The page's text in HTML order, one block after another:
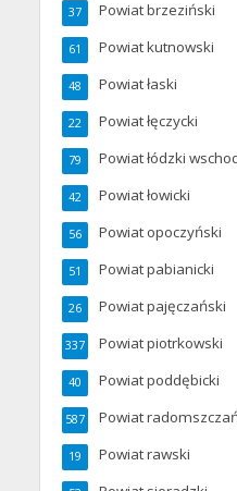
Powiat brzeziński
37
Powiat kutnowski
61
Powiat łaski
48
Powiat łęczycki
22
Powiat łódzki
79
Powiat łowicki
42
Powiat opoczyński
56
Powiat pabianicki
51
Powiat pajęczański
26
Powiat piotrkowski
337
Powiat poddębicki
40
Powiat
587
Powiat rawski
19